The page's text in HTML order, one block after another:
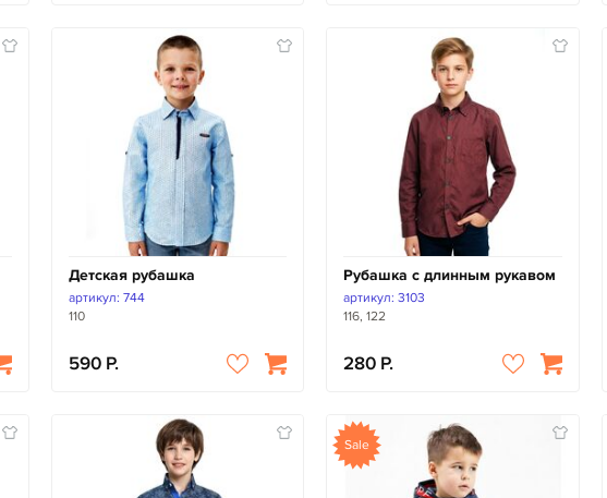
Детская рубашка
артикул: 744
110
590
Рубашка с длинным рукавом
артикул: 3103
116, 122
280
Sale